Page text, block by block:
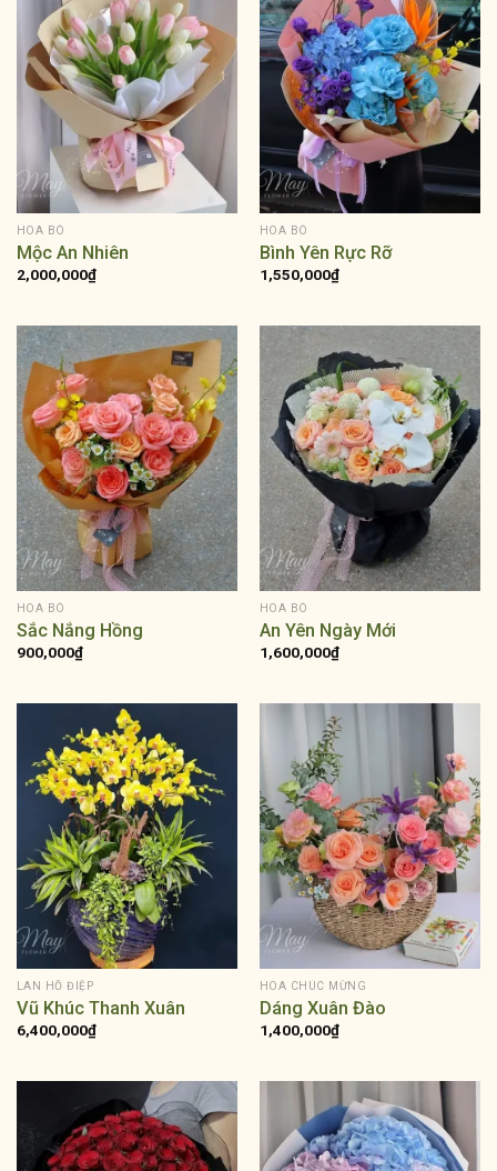
HOA BÓ
Mộc An Nhiên
2,000,000₫
HOA BÓ
Bình Yên Rực Rỡ
1,550,000₫
HOA BÓ
Sắc Nắng Hồng
900,000₫
HOA BÓ
An Yên Ngày Mới
1,600,000₫
LAN HỒ ĐIỆP
Vũ Khúc Thanh Xuân
6,400,000₫
HOA CHÚC MỪNG
Dáng Xuân Đào
1,400,000₫